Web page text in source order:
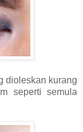
dioleskan kurang
seperti semula